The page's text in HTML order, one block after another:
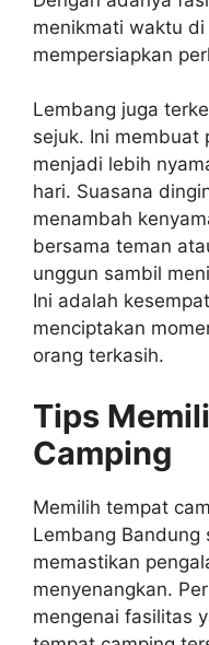
menikmati waktu
mempersiapkan
Lembang juga
sejuk. Ini membuat
menjadi lebih
hari. Suasana
menambah
bersama teman
unggun sambil
Ini adalah
menciptakan
orang terkasih.
Tips
Camping
Memilih tempat
Lembang
memastikan
menyenangkan.
mengenai fasilitas